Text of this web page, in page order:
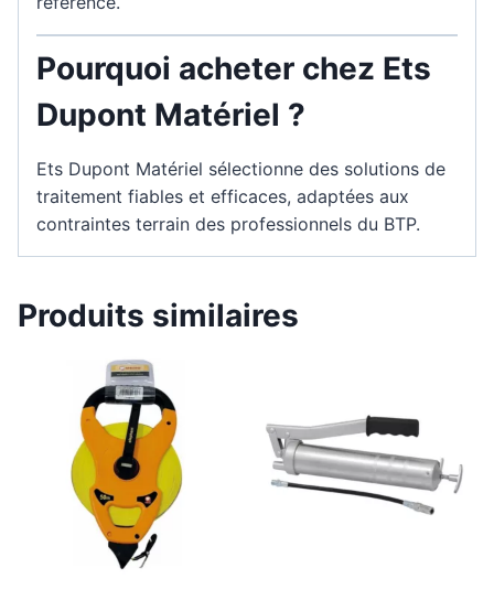
Pourquoi acheter chez Ets
Dupont Matériel ?
Ets Dupont Matériel sélectionne des solutions de
traitement fiables et efficaces, adaptées aux
contraintes terrain des professionnels du BTP.
Produits similaires